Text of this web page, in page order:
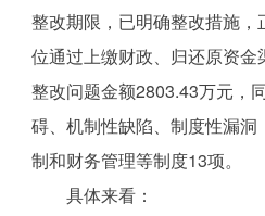
整改期限，已明确整改措施
位通过上缴财政、归还原资金
整改问题金额2803.43万元，
碍、机制性缺陷、制度性漏
制和财务管理等制度13项。
具体来看：